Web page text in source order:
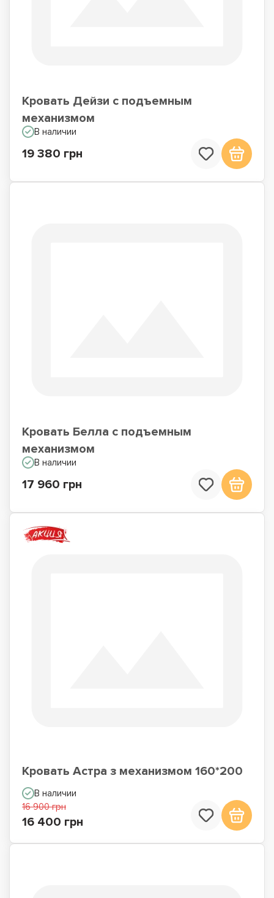
Кровать Дейзи с подъемным
механизмом
В наличии
19 380 грн
Кровать Белла с подъемным
механизмом
В наличии
17 960 грн
Кровать Астра з механизмом 160*200
В наличии
16 900 грн
16 400 грн